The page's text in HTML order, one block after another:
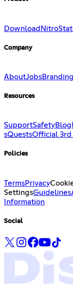
DownloadNitro
Company
AboutJobsBranding
Resources
SupportSafetyBlog
sQuestsOfficial 3rd
Policies
TermsPrivacy
SettingsGuidelines
Information
Social